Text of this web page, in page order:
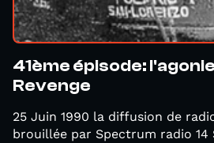
41ème épisode:
Revenge
25 Juin 1990 la diffusion de
brouillée par Spectrum radio 14